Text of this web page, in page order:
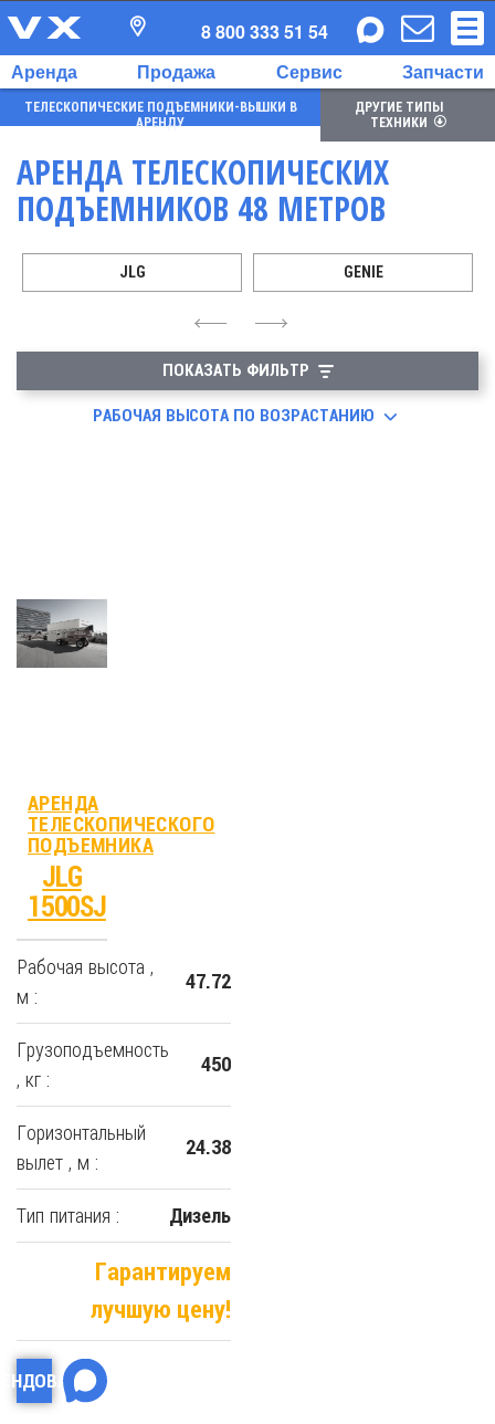
Аренда Продажа Сервис Запчасти
8 800 333 51 54
ТЕЛЕСКОПИЧЕСКИЕ ПОДЪЕМНИКИ-ВЫШКИ В
АРЕНДУ
ДРУГИЕ ТИПЫ
ТЕХНИКИ
АРЕНДА ТЕЛЕСКОПИЧЕСКИХ
ПОДЪЕМНИКОВ 48 МЕТРОВ
4
JLG GENIE
6
ПОКАЗАТЬ ФИЛЬТР
РАБОЧАЯ ВЫСОТА ПО ВОЗРАСТАНИЮ
АРЕНДА
ТЕЛЕСКОПИЧЕСКОГО
ПОДЪЕМНИКА
JLG
1500SJ
Рабочая высота ,
м :
47.72
Грузоподъемность
, кг :
450
Горизонтальный
вылет , м :
24.38
Тип питания : Дизель
Гарантируем
лучшую цену!